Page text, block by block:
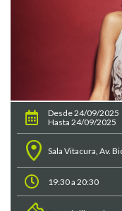
Desde 24/09/2025
Hasta 24/09/2025
Sala Vitacura, Av.
19:30 a 20:30